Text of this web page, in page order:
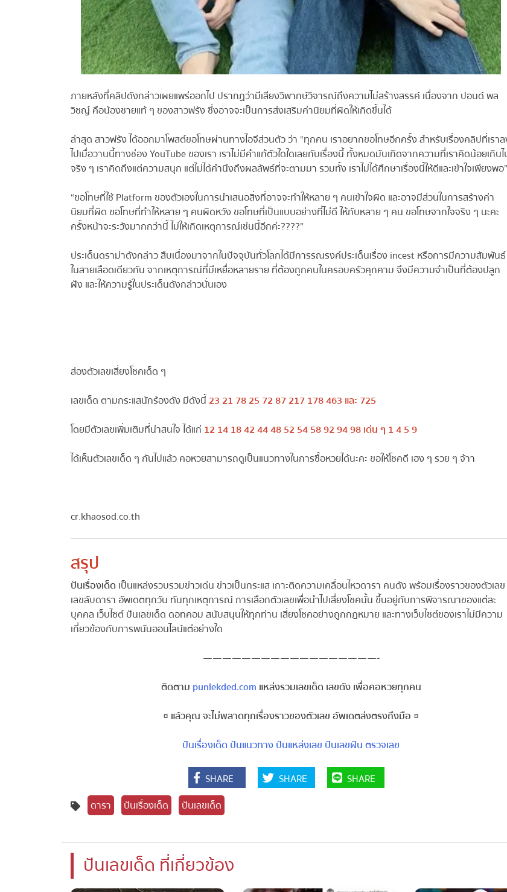
ภายหลังที่คลิปดังกล่าวเผยแพร่ออกไป ปรากฏว่ามีเสียงวิพากษ์วิจารณ์ถึงความไม่สร้างสรรค์ เนื่องจาก ปอนด์ พล
วิชญ์ คือน้องชายแท้ ๆ ของสาวฟรัง ซึ่งอาจจะเป็นการส่งเสริมค่านิยมที่ผิดให้เกิดขึ้นได้
ล่าสุด สาวฟรัง ได้ออกมาโพสต์ขอโทษผ่านทางไอจีส่วนตัว ว่า “ทุกคน เราอยากขอโทษอีกครั้ง สำหรับเรื่องคลิปที่เราลง
ไปเมื่อวานนี้ทางช่อง YouTube ของเรา เราไม่มีคำแก้ตัวใดใดเลยกับเรื่องนี้ ทั้งหมดมันเกิดจากความที่เราคิดน้อยเกินไป
จริง ๆ เราคิดถึงแต่ความสนุก แต่ไม่ได้คำนึงถึงผลลัพธ์ที่จะตามมา รวมทั้ง เราไม่ได้ศึกษาเรื่องนี้ให้ดีและเข้าใจเพียงพอ”
“ขอโทษที่ใช้ Platform ของตัวเองในการนำเสนอสิ่งที่อาจจะทำให้หลาย ๆ คนเข้าใจผิด และอาจมีส่วนในการสร้างค่า
นิยมที่ผิด ขอโทษที่ทำให้หลาย ๆ คนผิดหวัง ขอโทษที่เป็นแบบอย่างที่ไม่ดี ให้กับหลาย ๆ คน ขอโทษจากใจจริง ๆ นะคะ
ครั้งหน้าจะระวังมากกว่านี้ ไม่ให้เกิดเหตุการณ์เช่นนี้อีกค่ะ????”
ประเด็นดราม่าดังกล่าว สืบเนื่องมาจากในปัจจุบันทั่วโลกได้มีการรณรงค์ประเด็นเรื่อง incest หรือการมีความสัมพันธ์
ในสายเลือดเดียวกัน จากเหตุการณ์ที่มีเหยื่อหลายราย ที่ต้องถูกคนในครอบครัวคุกคาม จึงมีความจำเป็นที่ต้องปลูก
ฝัง และให้ความรู้ในประเด็นดังกล่าวนั่นเอง
ส่องตัวเลขเสี่ยงโชคเด็ด ๆ
เลขเด็ด ตามกระแสนักร้องดัง มีดังนี้23 21 78 25 72 87 217 178 463 และ 725
โดยมีตัวเลขเพิ่มเติมที่น่าสนใจ ได้แก่12 14 18 42 44 48 52 54 58 92 94 98 เด่น ๆ 1 4 5 9
ได้เห็นตัวเลขเด็ด ๆ กันไปแล้ว คอหวยสามารถดูเป็นแนวทางในการซื้อหวยได้นะคะ ขอให้โชคดี เฮง ๆ รวย ๆ จ้าา
cr.khaosod.co.th
สรุป
ปันเรื่องเด็ดเป็นแหล่งรวบรวมข่าวเด่น ข่าวเป็นกระแส เกาะติดความเคลื่อนไหวดารา คนดัง พร้อมเรื่องราวของตัวเลข
เลขลับดารา อัพเดตทุกวัน ทันทุกเหตุการณ์ การเลือกตัวเลขเพื่อนำไปเสี่ยงโชคนั้น ขึ้นอยู่กับการพิจารณาของแต่ละ
บุคคล เว็บไซต์ ปันเลขเด็ด ดอทคอม สนับสนุนให้ทุกท่าน เสี่ยงโชคอย่างถูกกฎหมาย และทางเว็บไซต์ของเราไม่มีความ
เกี่ยวข้องกับการพนันออนไลน์แต่อย่างใด
——————————————————-
ติดตามpunlekded.comแหล่งรวมเลขเด็ด เลขดัง เพื่อคอหวยทุกคน
¤ แล้วคุณ จะไม่พลาดทุกเรื่องราวของตัวเลข อัพเดตส่งตรงถึงมือ ¤
ปันเรื่องเด็ดปันแนวทางปันแหล่งเลขปันเลขฝันตรวจเลข
SHARE SHARE
SHARE
ดารา
ปันเรื่องเด็ด ปันเลขเด็ด
ปันเลขเด็ด ที่เกี่ยวข้อง